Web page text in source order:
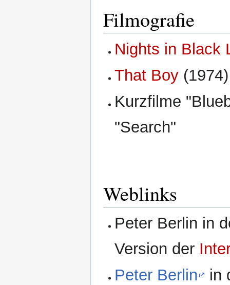
Filmografie
Nights in Black
That Boy (1974)
Kurzfilme
"Search"
Weblinks
Peter Berlin in
Version der
Peter Berlin
in